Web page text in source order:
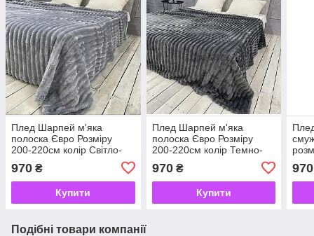
Плед Шарпей м'яка
полоска Євро Розміру
200-220см колір Світло-
970 ₴
Купити
Плед Шарпей м'яка
полоска Євро Розміру
200-220см колір Темно-
970₴
Купити
970
Подібні товари компанії